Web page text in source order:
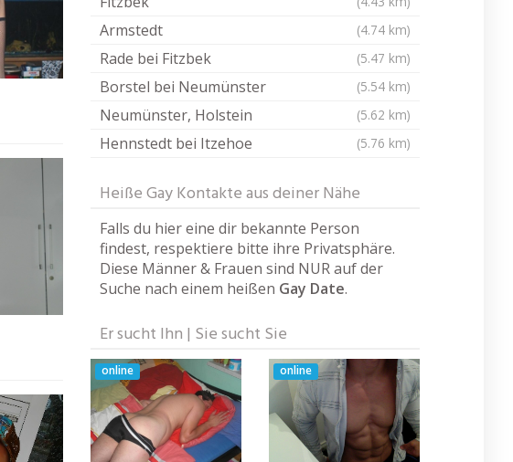
Armstedt (4.74 km)
Rade bei Fitzbek (5.47 km)
Borstel bei Neumünster (5.54 km)
Neumünster, Holstein (5.62 km)
Hennstedt bei Itzehoe (5.76 km)
Heiße Gay Kontakte aus deiner Nähe
Falls du hier eine dir bekannte Person
findest, respektiere bitte ihre Privatsphäre.
Diese Männer & Frauen sind NUR auf der
Suche nach einem heißen Gay Date.
Er sucht Ihn | Sie sucht Sie
online online